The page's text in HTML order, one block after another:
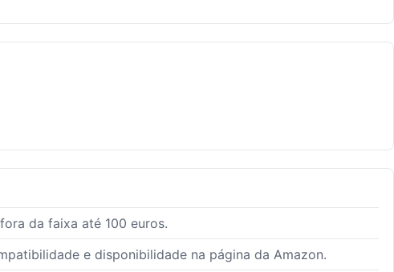
da faixa até 100 euros.
e disponibilidade na página da Amazon.